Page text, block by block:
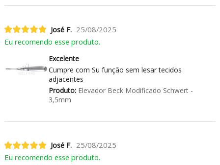
José F. 25/08/2025
Eu recomendo esse produto.
Excelente
Cumpre com Su função sem lesar tecidos
adjacentes
Produto:Elevador Beck Modificado Schwert -
3,5mm
José F. 25/08/2025
Eu recomendo esse produto.